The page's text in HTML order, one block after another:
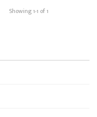
Showing 1-1 of 1